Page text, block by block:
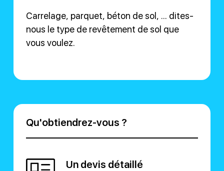
Carrelage, parquet, béton de sol, ... dites-
nous le type de revêtement de sol que
vous voulez.
Qu'obtiendrez-vous ?
Un devis détaillé